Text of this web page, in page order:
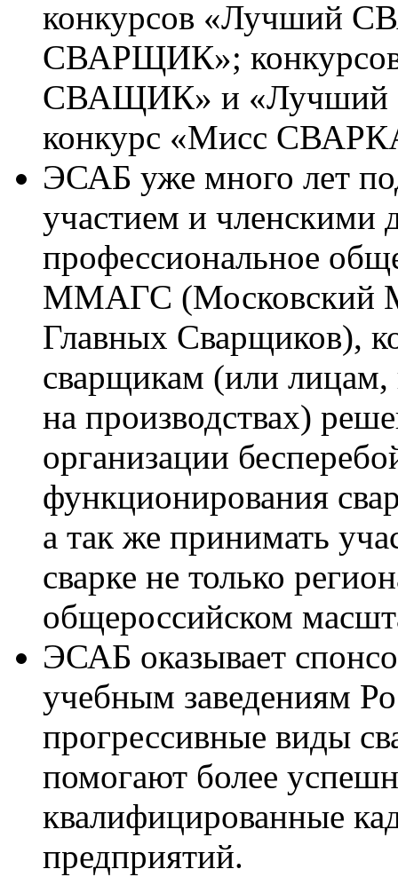
конкурсов «Лучший
СВАРЩИК»;
СВАЩИК» и
конкурс «Мисс
ЭСАБ уже много лет
участием и членскими
профессиональное
ММАГС (Московский
Главных Сварщиков),
сварщикам (или
на производствах)
организации
функционирования
а так же принимать
сварке не только
общероссийском
ЭСАБ оказывает
учебным заведениям
прогрессивные виды
помогают более
квалифицированные
предприятий.